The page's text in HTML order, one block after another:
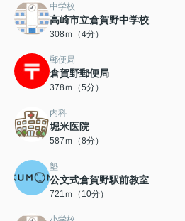
中学校
高崎市立倉賀野中学校
308ｍ（4分）
郵便局
倉賀野郵便局
378ｍ（5分）
内科
堀米医院
587ｍ（8分）
塾
公文式倉賀野駅前教室
721ｍ（10分）